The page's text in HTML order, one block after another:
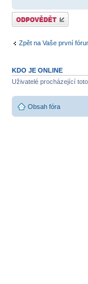
Odeslat odpověď
Zpět na Vaše první
KDO JE ONLINE
Uživatelé procházející
Obsah fóra